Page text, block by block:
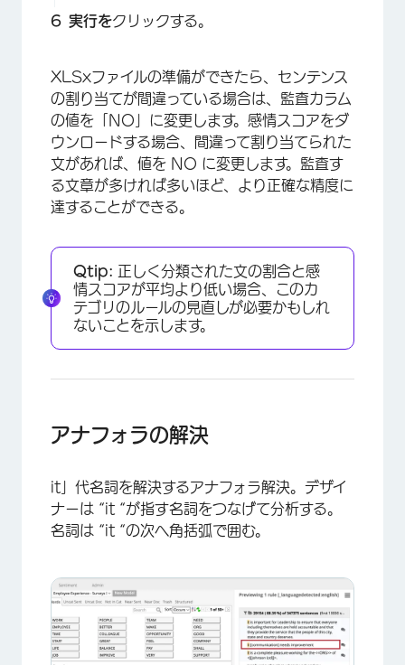
×
実行をクリックする。
XLSxファイルの準備ができたら、センテンス
の割り当てが間違っている場合は、監査カラム
の値を「NO」に変更します。感情スコアをダ
ウンロードする場合、間違って割り当てられた
文があれば、値を NO に変更します。監査す
る文章が多ければ多いほど、より正確な精度に
達することができる。
Qtip: 正しく分類された文の割合と感
情スコアが平均より低い場合、このカ
テゴリのルールの見直しが必要かもしれ
ないことを示します。
アナフォラの解決
it」代名詞を解決するアナフォラ解決。デザイ
ナーは “it “が指す名詞をつなげて分析する。
名詞は “it “の次へ角括弧で囲む。